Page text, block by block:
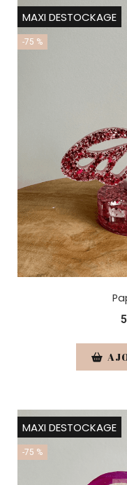
MAXI DESTOCKAGE
-75 %
MAXI DESTOCKAGE
-75 %